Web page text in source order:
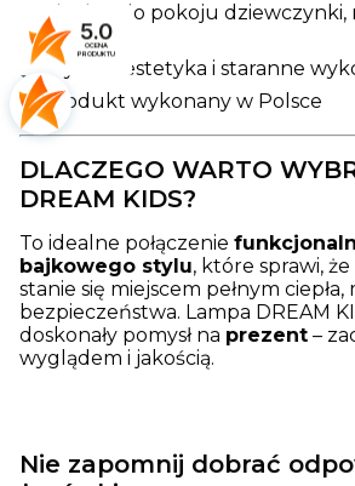
✔️ Idealna do pokoju dziewczynki,
dziecka
✔️ Wysoka estetyka i staranne
✔️ Produkt wykonany w Polsce
DLACZEGO WARTO
DREAM KIDS?
To idealne połączenie
bajkowego stylu, które sprawi,
stanie się miejscem pełnym ciepła,
bezpieczeństwa. Lampa DREAM
doskonały pomysł na prezent –
wyglądem i jakością.
Nie zapomnij dobrać
5.0
OCENA
PRODUKTU